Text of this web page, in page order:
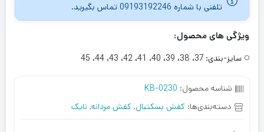
تلفنی با شماره 09193192246 تماس بگیرید.
ویژگی های محصول:
سایز-بندی: 37، 38، 39، 40، 41، 42، 43، 44، 45
شناسه محصول: KB-0230
دسته‌بندی‌ها: کفش بسکتبال, کفش مردانه, نایک